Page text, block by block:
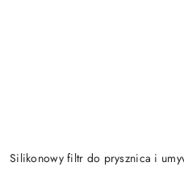
Silikonowy filtr do prysznica i